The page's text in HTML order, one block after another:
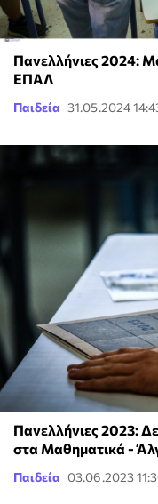
Πανελλήνιες 2024:
ΕΠΑΛ
Παιδεία 31.05.2024
Πανελλήνιες 2023:
στα Μαθηματικά -
Παιδεία 03.06.2023